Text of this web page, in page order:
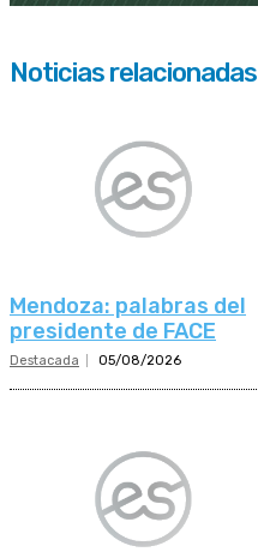
Noticias relacionadas
Mendoza: palabras del
presidente de FACE
Destacada 05/08/2026